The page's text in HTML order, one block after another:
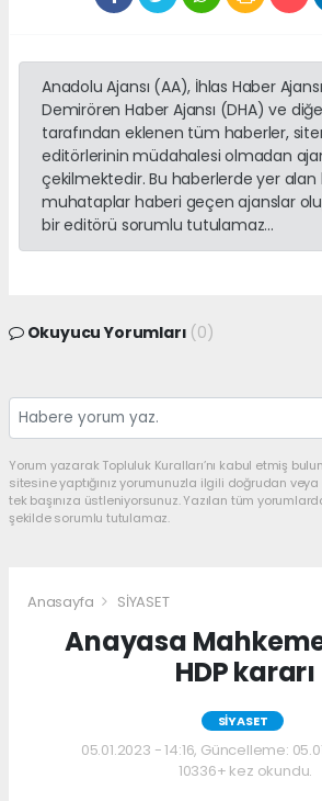
Anadolu Ajansı (AA), İhlas Haber
Demirören Haber Ajansı (DHA) ve
tarafından eklenen tüm haberler,
editörlerinin müdahalesi olmadan
çekilmektedir. Bu haberlerde yer alan
muhataplar haberi geçen ajanslar
bir editörü sorumlu tutulamaz...
Okuyucu Yorumları (0)
Yorum yazarak Topluluk Kuralları’nı kabul etmiş
sitesine yaptığınız yorumunuzla ilgili doğrudan
tek başınıza üstleniyorsunuz. Yazılan tüm
şekilde sorumlu tutulamaz.
Anasayfa SİYASET
Anayasa
HDP kararı
SİYASET
05.01.2023 - 14:16, Güncelleme:
10336+ kez okundu.